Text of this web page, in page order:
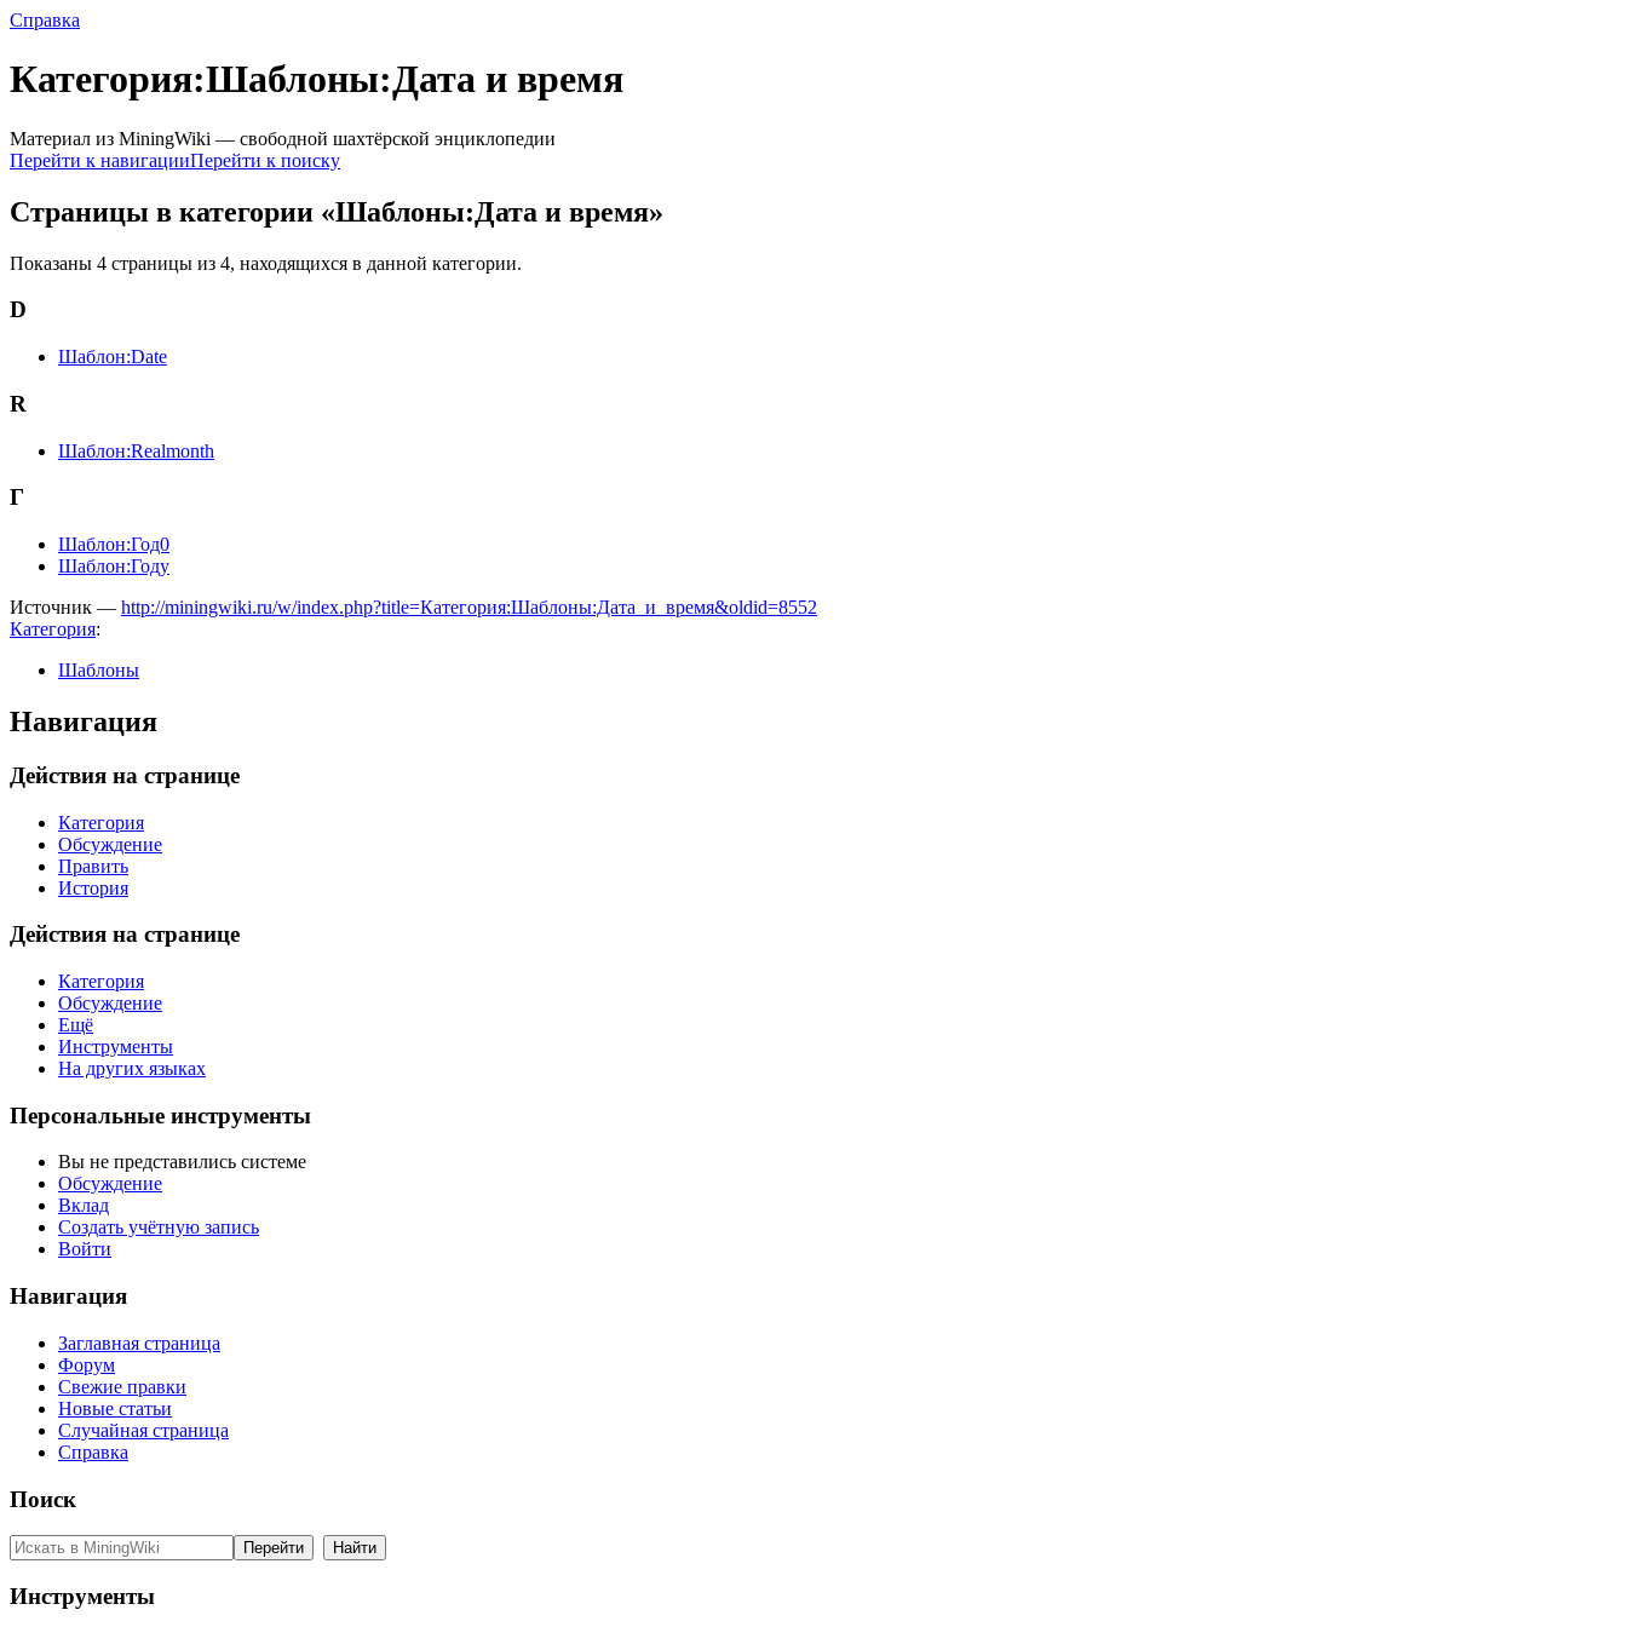
Справка
Категория:Шаблоны:Дата и время
Материал из MiningWiki — свободной шахтёрской энциклопедии
Перейти к навигацииПерейти к поиску
Страницы в категории «Шаблоны:Дата и время»
Показаны 4 страницы из 4, находящихся в данной категории.
D
Шаблон:Date
R
Шаблон:Realmonth
Г
Шаблон:Год0
Шаблон:Году
Источник — http://miningwiki.ru/w/index.php?title=Категория:Шаблоны:Дата_и_время&oldid=8552
Категория:
Шаблоны
Навигация
Действия на странице
Категория
Обсуждение
Править
История
Действия на странице
Категория
Обсуждение
Ещё
Инструменты
На других языках
Персональные инструменты
Вы не представились системе
Обсуждение
Вклад
Создать учётную запись
Войти
Навигация
Заглавная страница
Форум
Свежие правки
Новые статьи
Случайная страница
Справка
Поиск
Инструменты